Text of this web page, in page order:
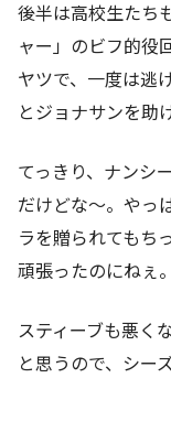
後半は高校生たち
ャー」のビフ的役
ヤツで、一度は逃
とジョナサンを助
てっきり、ナンシ
だけどな～。やっ
ラを贈られてもち
頑張ったのにねぇ。
スティーブも悪く
と思うので、シー